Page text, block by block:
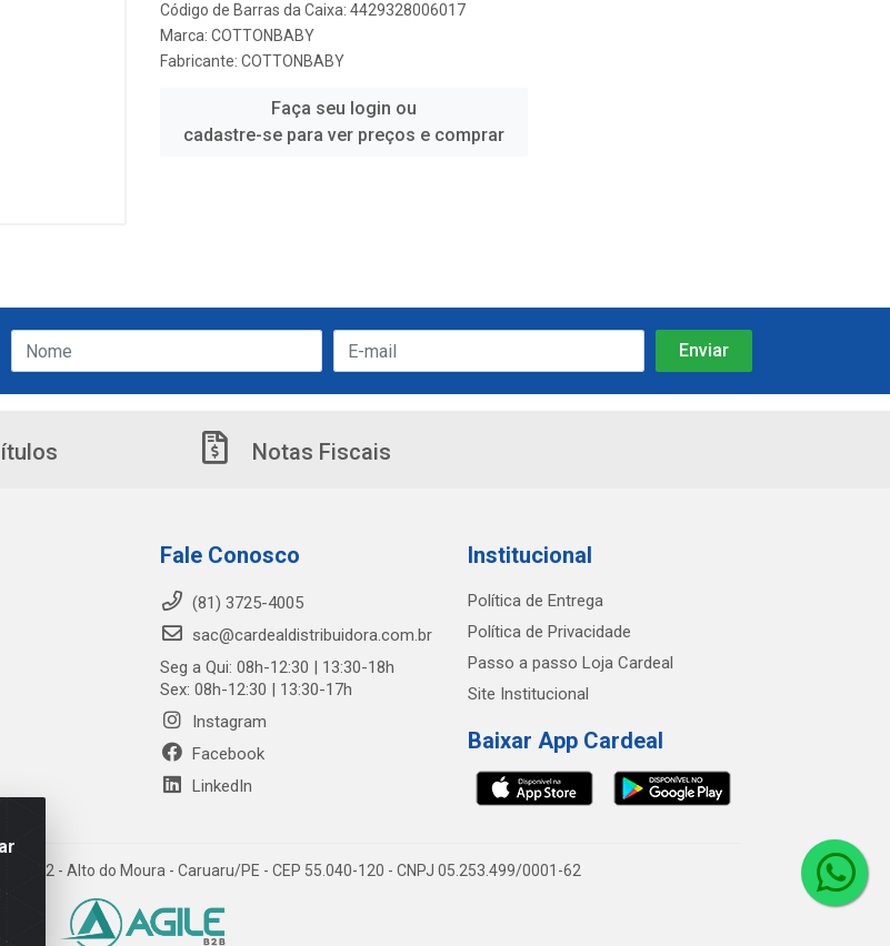
Código de Barras da Caixa: 4429328006017
Marca: COTTONBABY
Fabricante: COTTONBABY
Faça seu login ou
cadastre-se para ver preços e comprar
Notas Fiscais
Fale Conosco
(81) 3725-4005
sac@cardealdistribuidora.com.br
Seg a Qui: 08h-12:30 | 13:30-18h
Sex: 08h-12:30 | 13:30-17h
Instagram
Facebook
LinkedIn
Institucional
Política de Entrega
Política de Privacidade
Passo a passo Loja Cardeal
Site Institucional
Baixar App Cardeal
582 - Alto do Moura - Caruaru/PE - CEP 55.040-120 - CNPJ 05.253.499/0001-62